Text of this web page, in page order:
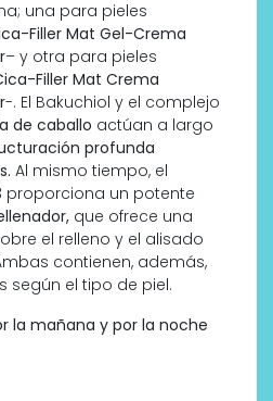
una para pieles
Filler Mat Gel-Crema
– y otra para pieles
Filler Mat Crema
-. El Bakuchiol y el complejo
de caballo actúan a largo
profunda
Al mismo tiempo, el
un potente
que ofrece una
el relleno y el alisado
contienen, además,
según el tipo de piel.
la mañana y por la noche